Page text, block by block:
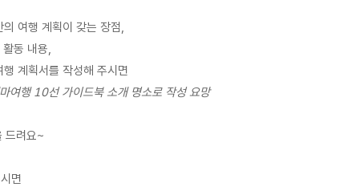
여행 계획이 갖는 장점,
동 내용,
계획서를 작성해 주시면
여행 10선 가이드북 소개 명소로 작성 요망
드려요~
면